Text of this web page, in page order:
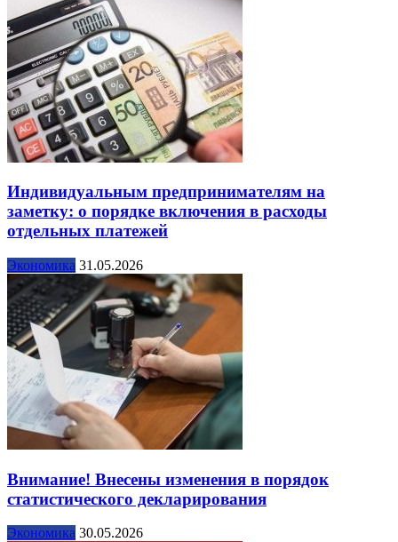
Индивидуальным предпринимателям на
заметку: о порядке включения в расходы
отдельных платежей
Экономика 31.05.2026
Внимание! Внесены изменения в порядок
статистического декларирования
Экономика 30.05.2026